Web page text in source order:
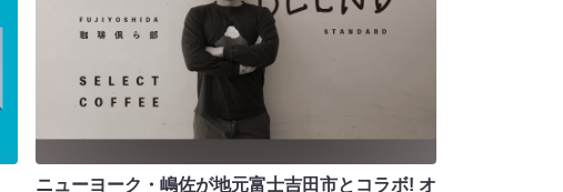
ニューヨーク・嶋佐が地元富士吉田市とコラボ! オ